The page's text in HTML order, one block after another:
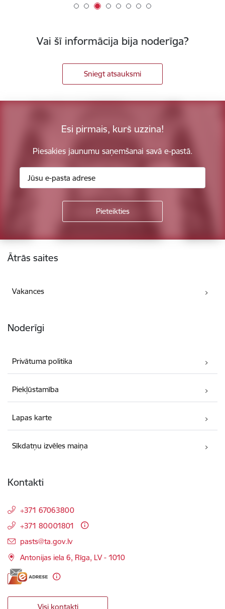
Vai šī informācija bija noderīga?
Sniegt atsauksmi
Esi pirmais, kurš uzzina!
Piesakies jaunumu saņemšanai savā e-pastā.
Kājene
Ātrās saites
Vakances
Noderīgi
Privātuma politika
Piekļūstamība
Lapas karte
Sīkdatņu izvēles maiņa
Kontakti
+371 67063800
+371 80001801
E-pasts:
pasts@ta.gov.lv
Antonijas iela 6, Rīga, LV - 1010
Visi kontakti